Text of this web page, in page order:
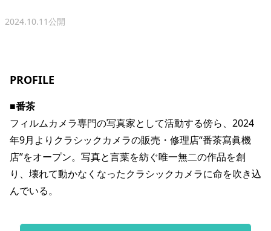
2024.10.11公開
PROFILE
■番茶
フィルムカメラ専門の写真家として活動する傍ら、2024
年9月よりクラシックカメラの販売・修理店“番茶寫眞機
店”をオープン。写真と言葉を紡ぐ唯一無二の作品を創
り、壊れて動かなくなったクラシックカメラに命を吹き込
んでいる。